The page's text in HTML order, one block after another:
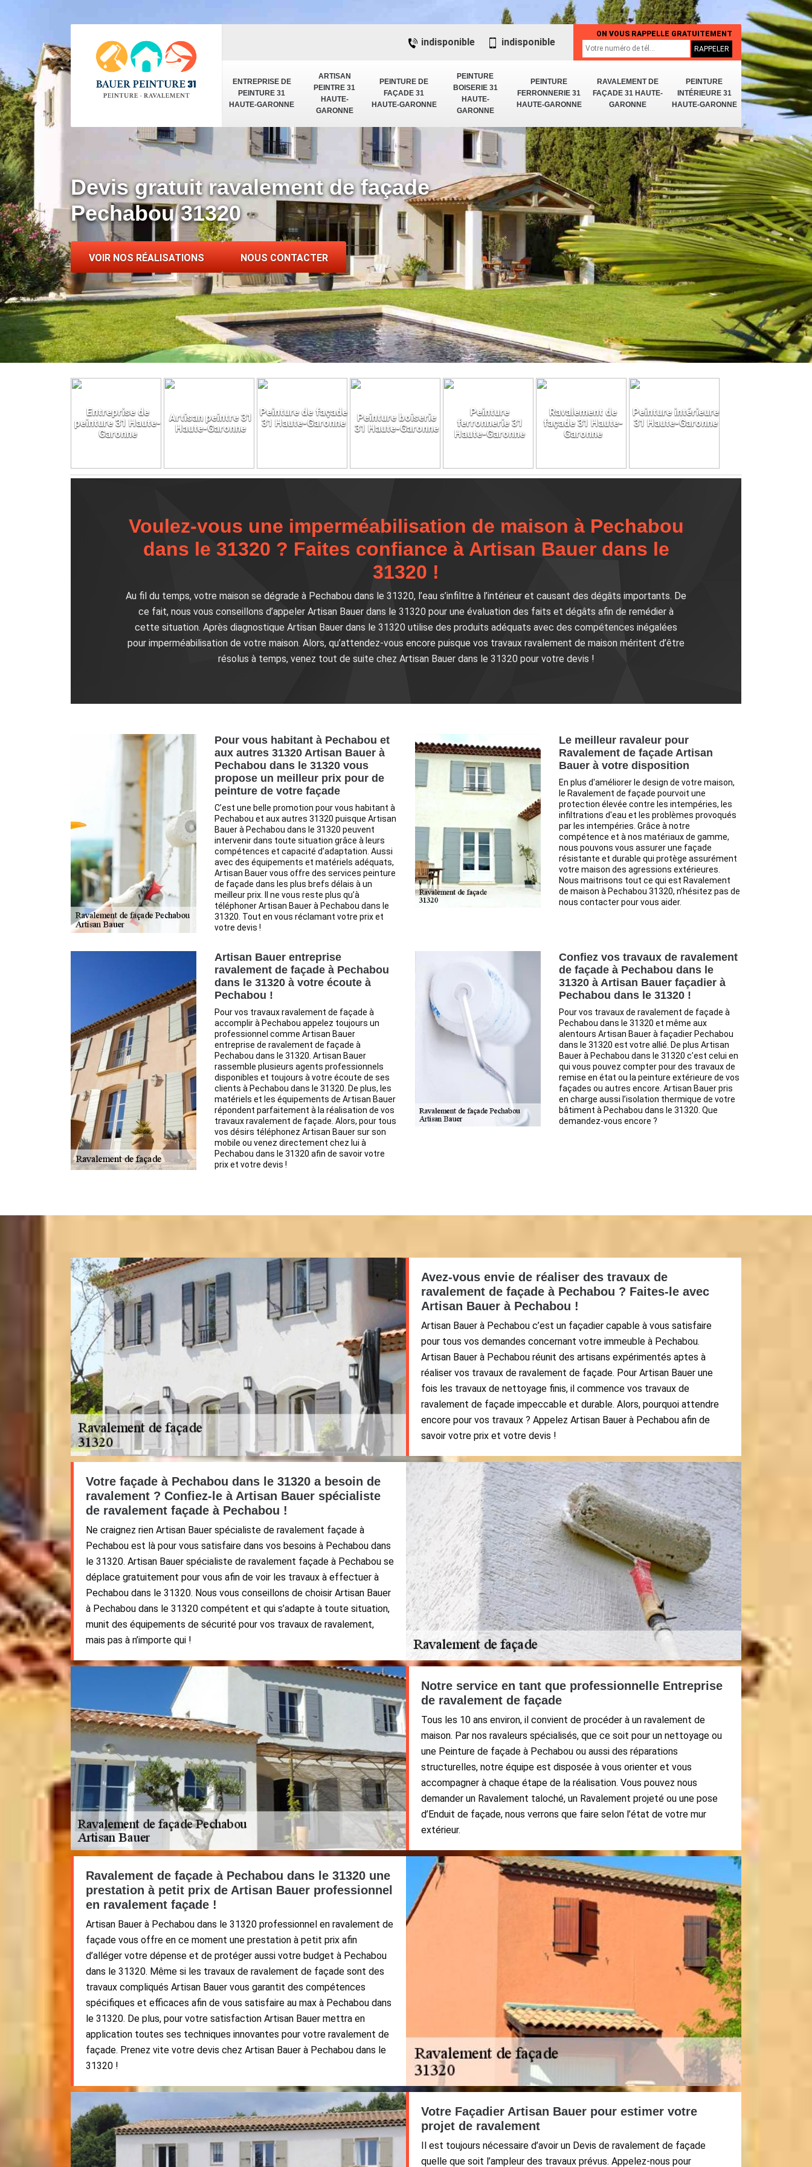
ENTREPRISE DE
PEINTURE 31
HAUTE-GARONNE
ARTISAN
PEINTRE 31
HAUTE-
GARONNE
PEINTURE DE
FAÇADE 31
HAUTE-GARONNE
PEINTURE
BOISERIE 31
HAUTE-
GARONNE
PEINTURE
FERRONNERIE 31
HAUTE-GARONNE
RAVALEMENT DE
FAÇADE 31 HAUTE-
GARONNE
PEINTURE
INTÉRIEURE 31
HAUTE-GARONNE
indisponible indisponible
ON VOUS RAPPELLE GRATUITEMENT
Devis gratuit ravalement de façade
Pechabou 31320
VOIR NOS RÉALISATIONS NOUS CONTACTER
Entreprise de
peinture 31 Haute-
Garonne
Artisan peintre 31
Haute-Garonne
Peinture de façade
31 Haute-Garonne
Peinture boiserie
31 Haute-Garonne
Peinture
ferronnerie 31
Haute-Garonne
Ravalement de
façade 31 Haute-
Garonne
Peinture intérieure
31 Haute-Garonne
Voulez-vous une imperméabilisation de maison à Pechabou
dans le 31320 ? Faites confiance à Artisan Bauer dans le
31320 !
Au fil du temps, votre maison se dégrade à Pechabou dans le 31320, l’eau s’infiltre à l’intérieur et causant des dégâts importants. De
ce fait, nous vous conseillons d’appeler Artisan Bauer dans le 31320 pour une évaluation des faits et dégâts afin de remédier à
cette situation. Après diagnostique Artisan Bauer dans le 31320 utilise des produits adéquats avec des compétences inégalées
pour imperméabilisation de votre maison. Alors, qu’attendez-vous encore puisque vos travaux ravalement de maison méritent d’être
résolus à temps, venez tout de suite chez Artisan Bauer dans le 31320 pour votre devis !
Pour vous habitant à Pechabou et
aux autres 31320 Artisan Bauer à
Pechabou dans le 31320 vous
propose un meilleur prix pour de
peinture de votre façade
C’est une belle promotion pour vous habitant à
Pechabou et aux autres 31320 puisque Artisan
Bauer à Pechabou dans le 31320 peuvent
intervenir dans toute situation grâce à leurs
compétences et capacité d’adaptation. Aussi
avec des équipements et matériels adéquats,
Artisan Bauer vous offre des services peinture
de façade dans les plus brefs délais à un
meilleur prix. Il ne vous reste plus qu’à
téléphoner Artisan Bauer à Pechabou dans le
31320. Tout en vous réclamant votre prix et
votre devis !
Le meilleur ravaleur pour
Ravalement de façade Artisan
Bauer à votre disposition
En plus d'améliorer le design de votre maison,
le Ravalement de façade pourvoit une
protection élevée contre les intempéries, les
infiltrations d'eau et les problèmes provoqués
par les intempéries. Grâce à notre
compétence et à nos matériaux de gamme,
nous pouvons vous assurer une façade
résistante et durable qui protège assurément
votre maison des agressions extérieures.
Nous maitrisons tout ce qui est Ravalement
de maison à Pechabou 31320, n’hésitez pas de
nous contacter pour vous aider.
Artisan Bauer entreprise
ravalement de façade à Pechabou
dans le 31320 à votre écoute à
Pechabou !
Pour vos travaux ravalement de façade à
accomplir à Pechabou appelez toujours un
professionnel comme Artisan Bauer
entreprise de ravalement de façade à
Pechabou dans le 31320. Artisan Bauer
rassemble plusieurs agents professionnels
disponibles et toujours à votre écoute de ses
clients à Pechabou dans le 31320. De plus, les
matériels et les équipements de Artisan Bauer
répondent parfaitement à la réalisation de vos
travaux ravalement de façade. Alors, pour tous
vos désirs téléphonez Artisan Bauer sur son
mobile ou venez directement chez lui à
Pechabou dans le 31320 afin de savoir votre
prix et votre devis !
Confiez vos travaux de ravalement
de façade à Pechabou dans le
31320 à Artisan Bauer façadier à
Pechabou dans le 31320 !
Pour vos travaux de ravalement de façade à
Pechabou dans le 31320 et même aux
alentours Artisan Bauer à façadier Pechabou
dans le 31320 est votre allié. De plus Artisan
Bauer à Pechabou dans le 31320 c’est celui en
qui vous pouvez compter pour des travaux de
remise en état ou la peinture extérieure de vos
façades ou autres encore. Artisan Bauer pris
en charge aussi l’isolation thermique de votre
bâtiment à Pechabou dans le 31320. Que
demandez-vous encore ?
Avez-vous envie de réaliser des travaux de
ravalement de façade à Pechabou ? Faites-le avec
Artisan Bauer à Pechabou !
Artisan Bauer à Pechabou c’est un façadier capable à vous satisfaire
pour tous vos demandes concernant votre immeuble à Pechabou.
Artisan Bauer à Pechabou réunit des artisans expérimentés aptes à
réaliser vos travaux de ravalement de façade. Pour Artisan Bauer une
fois les travaux de nettoyage finis, il commence vos travaux de
ravalement de façade impeccable et durable. Alors, pourquoi attendre
encore pour vos travaux ? Appelez Artisan Bauer à Pechabou afin de
savoir votre prix et votre devis !
Votre façade à Pechabou dans le 31320 a besoin de
ravalement ? Confiez-le à Artisan Bauer spécialiste
de ravalement façade à Pechabou !
Ne craignez rien Artisan Bauer spécialiste de ravalement façade à
Pechabou est là pour vous satisfaire dans vos besoins à Pechabou dans
le 31320. Artisan Bauer spécialiste de ravalement façade à Pechabou se
déplace gratuitement pour vous afin de voir les travaux à effectuer à
Pechabou dans le 31320. Nous vous conseillons de choisir Artisan Bauer
à Pechabou dans le 31320 compétent et qui s’adapte à toute situation,
munit des équipements de sécurité pour vos travaux de ravalement,
mais pas à n’importe qui !
Notre service en tant que professionnelle Entreprise
de ravalement de façade
Tous les 10 ans environ, il convient de procéder à un ravalement de
maison. Par nos ravaleurs spécialisés, que ce soit pour un nettoyage ou
une Peinture de façade à Pechabou ou aussi des réparations
structurelles, notre équipe est disposée à vous orienter et vous
accompagner à chaque étape de la réalisation. Vous pouvez nous
demander un Ravalement taloché, un Ravalement projeté ou une pose
d’Enduit de façade, nous verrons que faire selon l’état de votre mur
extérieur.
Ravalement de façade à Pechabou dans le 31320 une
prestation à petit prix de Artisan Bauer professionnel
en ravalement façade !
Artisan Bauer à Pechabou dans le 31320 professionnel en ravalement de
façade vous offre en ce moment une prestation à petit prix afin
d’alléger votre dépense et de protéger aussi votre budget à Pechabou
dans le 31320. Même si les travaux de ravalement de façade sont des
travaux compliqués Artisan Bauer vous garantit des compétences
spécifiques et efficaces afin de vous satisfaire au max à Pechabou dans
le 31320. De plus, pour votre satisfaction Artisan Bauer mettra en
application toutes ses techniques innovantes pour votre ravalement de
façade. Prenez vite votre devis chez Artisan Bauer à Pechabou dans le
31320 !
Votre Façadier Artisan Bauer pour estimer votre
projet de ravalement
Il est toujours nécessaire d’avoir un Devis de ravalement de façade
quelle que soit l’ampleur des travaux prévus. Appelez-nous pour